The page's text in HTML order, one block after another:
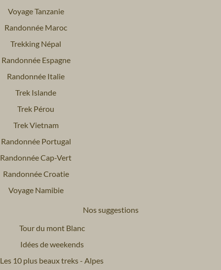
Voyage Tanzanie
Randonnée Maroc
Trekking Népal
Randonnée Espagne
Randonnée Italie
Trek Islande
Trek Pérou
Trek Vietnam
Randonnée Portugal
Randonnée Cap-Vert
Randonnée Croatie
Voyage Namibie
Nos suggestions
Tour du mont Blanc
Idées de weekends
Les 10 plus beaux treks - Alpes